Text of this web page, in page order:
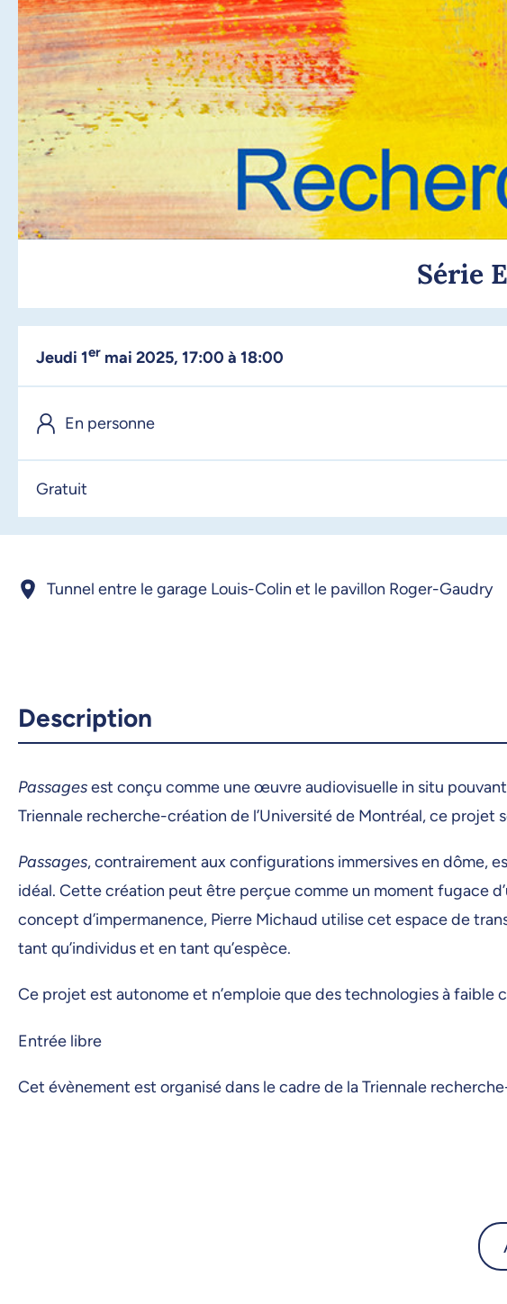
Série
jeudi 1er mai 2025, 17:00 à 18:00
En personne
Gratuit
Tunnel entre le garage Louis-Colin et le pavillon Roger-Gaudry
Description
Passagesest conçu comme une œuvre audiovisuelle in situ
Triennale recherche-création de l’Université de Montréal, ce projet
Passages, contrairement aux configurations immersives en dôme,
idéal. Cette création peut être perçue comme un moment fugace
concept d’impermanence, Pierre Michaud utilise cet espace de
tant qu’individus et en tant qu’espèce.
Ce projet est autonome et n’emploie que des technologies à faible
Entrée libre
Cet évènement est organisé dans le cadre de la Triennale